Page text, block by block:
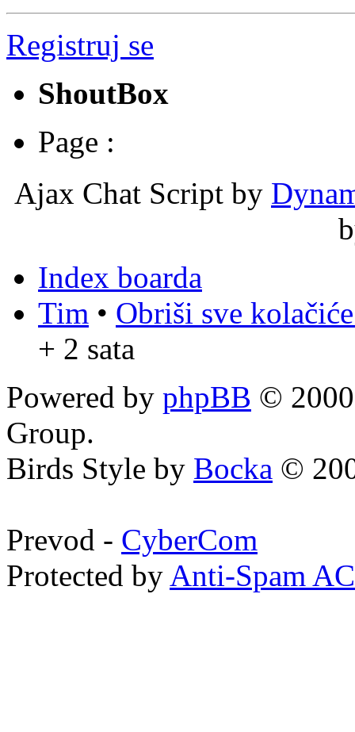
Registruj se
ShoutBox
Page :
Ajax Chat Script by
Index boarda
Tim • Obriši sve
+ 2 sata
Powered by phpBB ©
Group.
Birds Style by Bocka ©
Prevod - CyberCom
Protected by Anti-Spam